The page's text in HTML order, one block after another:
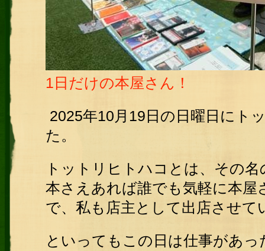
1日だけの本屋さん！
2025年10月19日の日曜日にト
た。
トットリヒトハコとは、その
本さえあれば誰でも気軽に本
で、私も店主として出店させて
といってもこの日は仕事があ